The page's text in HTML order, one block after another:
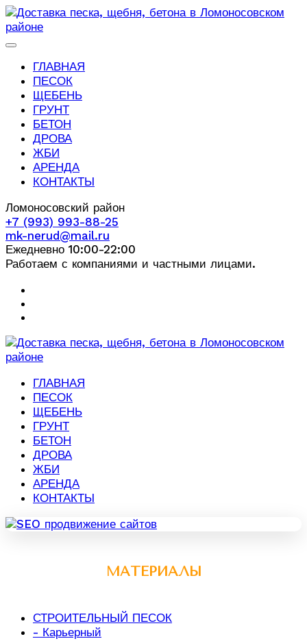
ГЛАВНАЯ
ПЕСОК
ЩЕБЕНЬ
ГРУНТ
БЕТОН
ДРОВА
ЖБИ
АРЕНДА
КОНТАКТЫ
Ломоносовский район
+7 (993) 993-88-25
mk-nerud@mail.ru
Ежедневно 10:00-22:00
Работаем с компаниями и частными лицами.
ГЛАВНАЯ
ПЕСОК
ЩЕБЕНЬ
ГРУНТ
БЕТОН
ДРОВА
ЖБИ
АРЕНДА
КОНТАКТЫ
МАТЕРИАЛЫ
СТРОИТЕЛЬНЫЙ ПЕСОК
- Карьерный